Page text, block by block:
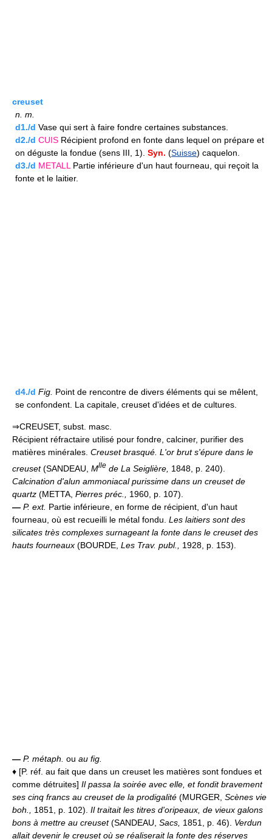
creuset
n. m.
d1./d Vase qui sert à faire fondre certaines substances.
d2./d CUIS Récipient profond en fonte dans lequel on prépare et
on déguste la fondue (sens III, 1). Syn. (Suisse) caquelon.
d3./d METALL Partie inférieure d'un haut fourneau, qui reçoit la
fonte et le laitier.
d4./d Fig. Point de rencontre de divers éléments qui se mêlent,
se confondent. La capitale, creuset d'idées et de cultures.
⇒CREUSET, subst. masc.
Récipient réfractaire utilisé pour fondre, calciner, purifier des
matières minérales. Creuset brasqué. L'or brut s'épure dans le
creuset(SANDEAU, Mlle de La Seiglière, 1848, p. 240).
Calcination d'alun ammoniacal purissime dans un creuset de
quartz (METTA, Pierres préc., 1960, p. 107).
— P. ext. Partie inférieure, en forme de récipient, d'un haut
fourneau, où est recueilli le métal fondu. Les laitiers sont des
silicates très complexes surnageant la fonte dans le creuset des
hauts fourneaux (BOURDE, Les Trav. publ., 1928, p. 153).
— P. métaph. ou au fig.
♦ [P. réf. au fait que dans un creuset les matières sont fondues et
comme détruites] Il passa la soirée avec elle, et fondit bravement
ses cinq francs au creuset de la prodigalité (MURGER, Scènes vie
boh., 1851, p. 102). Il traitait les titres d'oripeaux, de vieux galons
bons à mettre au creuset(SANDEAU, Sacs, 1851, p. 46). Verdun
allait devenir le creuset où se réaliserait la fonte des réserves